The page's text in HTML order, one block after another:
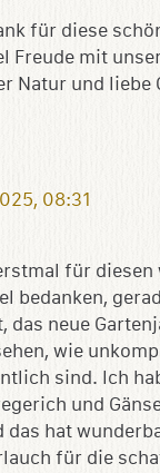
für diese
Freude mit
Natur und liebe
08:31
für
bedanken,
das neue
wie
sind. Ich
und
das hat
für die